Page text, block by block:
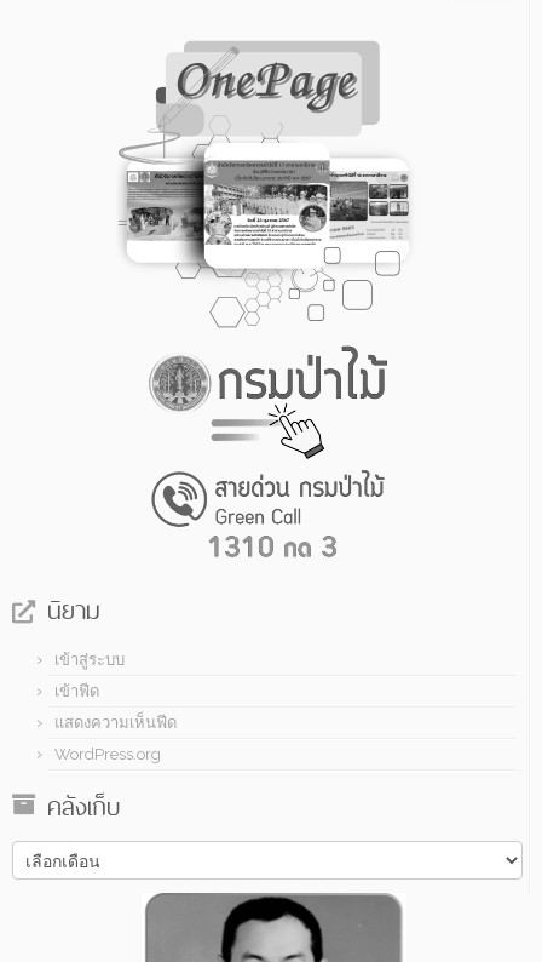
นิยาม
เข้าสู่ระบบ
เข้าฟีด
แสดงความเห็นฟีด
WordPress.org
คลังเก็บ
คลัง
เก็บ